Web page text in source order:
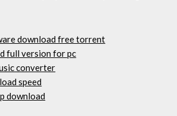
download free torrent
full version for pc
converter
speed
download